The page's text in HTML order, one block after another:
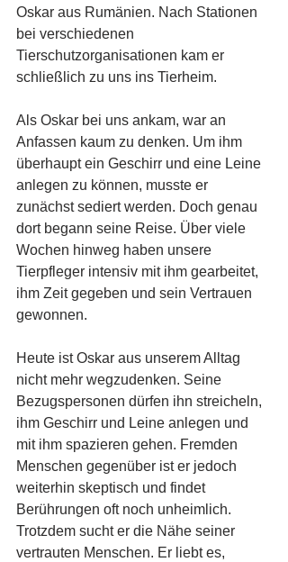
Oskar aus Rumänien. Nach Stationen
bei verschiedenen
Tierschutzorganisationen kam er
schließlich zu uns ins Tierheim.
Als Oskar bei uns ankam, war an
Anfassen kaum zu denken. Um ihm
überhaupt ein Geschirr und eine Leine
anlegen zu können, musste er
zunächst sediert werden. Doch genau
dort begann seine Reise. Über viele
Wochen hinweg haben unsere
Tierpfleger intensiv mit ihm gearbeitet,
ihm Zeit gegeben und sein Vertrauen
gewonnen.
Heute ist Oskar aus unserem Alltag
nicht mehr wegzudenken. Seine
Bezugspersonen dürfen ihn streicheln,
ihm Geschirr und Leine anlegen und
mit ihm spazieren gehen. Fremden
Menschen gegenüber ist er jedoch
weiterhin skeptisch und findet
Berührungen oft noch unheimlich.
Trotzdem sucht er die Nähe seiner
vertrauten Menschen. Er liebt es,